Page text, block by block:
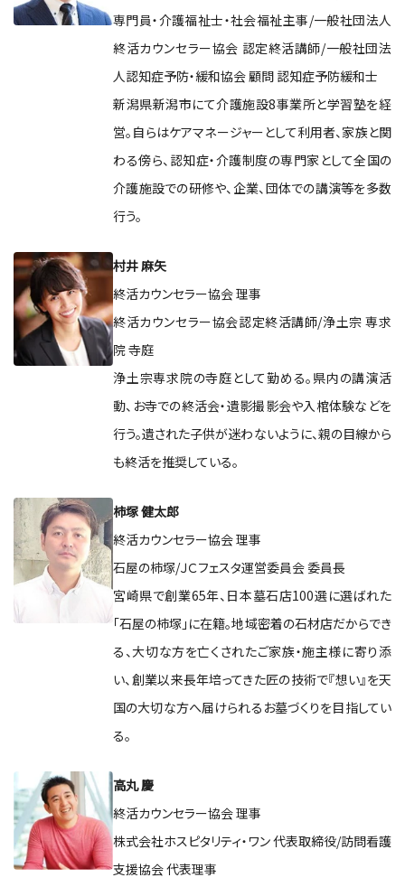
専門員・介護福祉士・社会福祉主事/一般社団法人
終活カウンセラー協会 認定終活講師/一般社団法
人認知症予防・緩和協会 顧問 認知症予防緩和士
新潟県新潟市にて介護施設8事業所と学習塾を経
営。自らはケアマネージャーとして利用者、家族と関
わる傍ら、認知症・介護制度の専門家として全国の
介護施設での研修や、企業、団体での講演等を多数
行う。
村井 麻矢
終活カウンセラー協会 理事
終活カウンセラー協会認定終活講師/浄土宗 専求
院 寺庭
浄土宗専求院の寺庭として勤める。県内の講演活
動、お寺での終活会・遺影撮影会や入棺体験などを
行う。遺された子供が迷わないように、親の目線から
も終活を推奨している。
柿塚 健太郎
終活カウンセラー協会 理事
石屋の柿塚/ＪＣフェスタ運営委員会 委員長
宮崎県で創業65年、日本墓石店100選に選ばれた
「石屋の柿塚」に在籍。地域密着の石材店だからでき
る、大切な方を亡くされたご家族・施主様に寄り添
い、創業以来長年培ってきた匠の技術で『想い』を天
国の大切な方へ届けられるお墓づくりを目指してい
る。
高丸 慶
終活カウンセラー協会 理事
株式会社ホスピタリティ・ワン 代表取締役/訪問看護
支援協会 代表理事